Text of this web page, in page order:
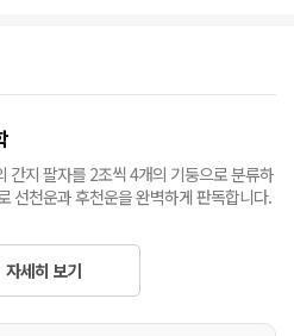
간지 팔자를 2조씩 4개의 기둥으로 분류하
선천운과 후천운을 완벽하게 판독합니다.
자세히 보기